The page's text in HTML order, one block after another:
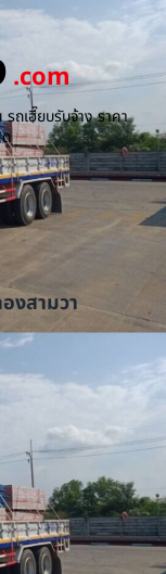
.com
ถเฮี๊ยบรับจ้าง ราคา
งสามวา